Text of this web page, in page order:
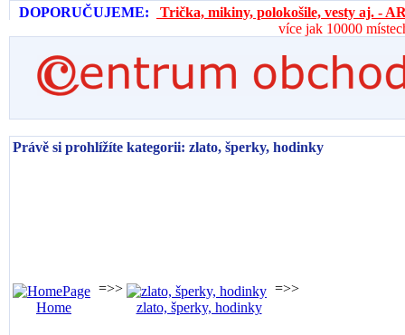
DOPORUČUJEME:
Trička, mikiny, polokošile, vesty aj. -
více jak 10000
Právě si prohlížíte kategorii: zlato, šperky, hodinky
Home
=>>
zlato, šperky, hodinky
=>>